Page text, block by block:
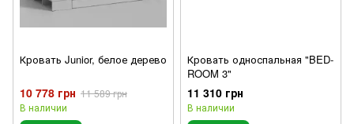
Кровать Junior, белое дерево
10 778 грн 11 589 грн
В наличии
Кровать односпальная "BED-
ROOM 3"
11 310 грн
В наличии